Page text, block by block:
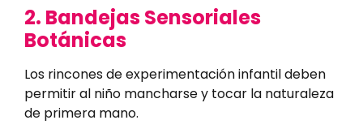
2. Bandejas Sensoriales
Botánicas
Los rincones de experimentación infantil deben
permitir al niño mancharse y tocar la naturaleza
de primera mano.